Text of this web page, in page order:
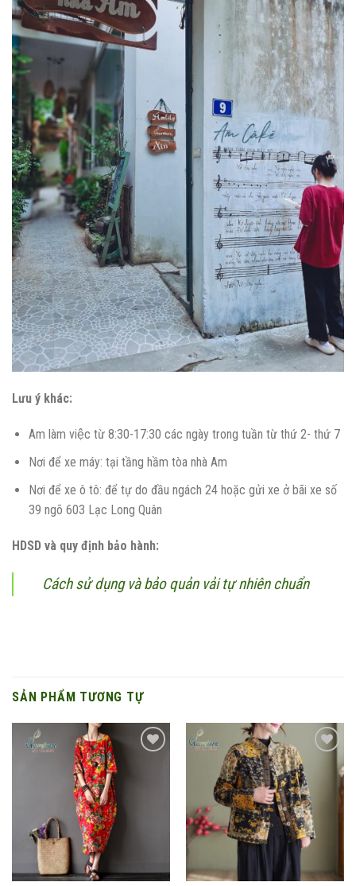
Lưu ý khác:
Am làm việc từ 8:30-17:30 các ngày trong tuần từ thứ 2- thứ 7
Nơi để xe máy: tại tầng hầm tòa nhà Am
Nơi để xe ô tô: để tự do đầu ngách 24 hoặc gửi xe ở bãi xe số
39 ngõ 603 Lạc Long Quân
HDSD và quy định bảo hành:
Cách sử dụng và bảo quản vải tự nhiên chuẩn
SẢN PHẨM TƯƠNG TỰ
Add to
wishlist